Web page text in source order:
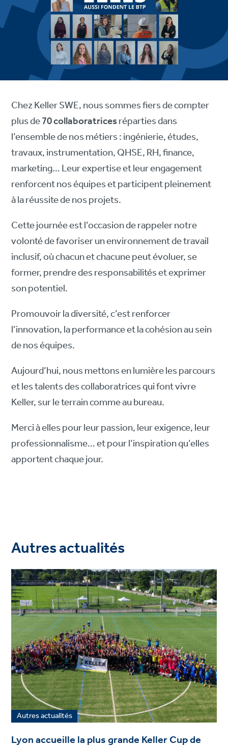
Chez Keller SWE, nous sommes fiers de compter
plus de70 collaboratricesréparties dans
l’ensemble de nos métiers : ingénierie, études,
travaux, instrumentation, QHSE, RH, finance,
marketing… Leur expertise et leur engagement
renforcent nos équipes et participent pleinement
à la réussite de nos projets.
Cette journée est l’occasion de rappeler notre
volonté de favoriser un environnement de travail
inclusif, où chacun et chacune peut évoluer, se
former, prendre des responsabilités et exprimer
son potentiel.
Promouvoir la diversité, c’est renforcer
l’innovation, la performance et la cohésion au sein
de nos équipes.
Aujourd’hui, nous mettons en lumière les parcours
et les talents des collaboratrices qui font vivre
Keller, sur le terrain comme au bureau.
Merci à elles pour leur passion, leur exigence, leur
professionnalisme… et pour l’inspiration qu’elles
apportent chaque jour.
Autres actualités
Autres actualités
Lyon accueille la plus grande Keller Cup de